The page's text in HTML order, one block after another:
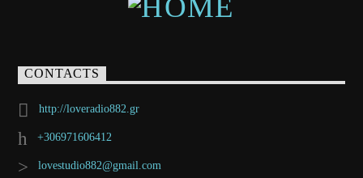
CONTACTS
http://loveradio882.gr
+306971606412
lovestudio882@gmail.com